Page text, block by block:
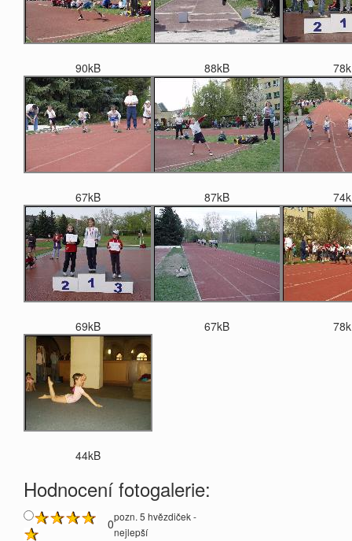
90kB 88kB
67kB 87kB
69kB 67kB
44kB
Hodnocení fotogalerie:
0pozn. 5 hvězdiček -
nejlepší